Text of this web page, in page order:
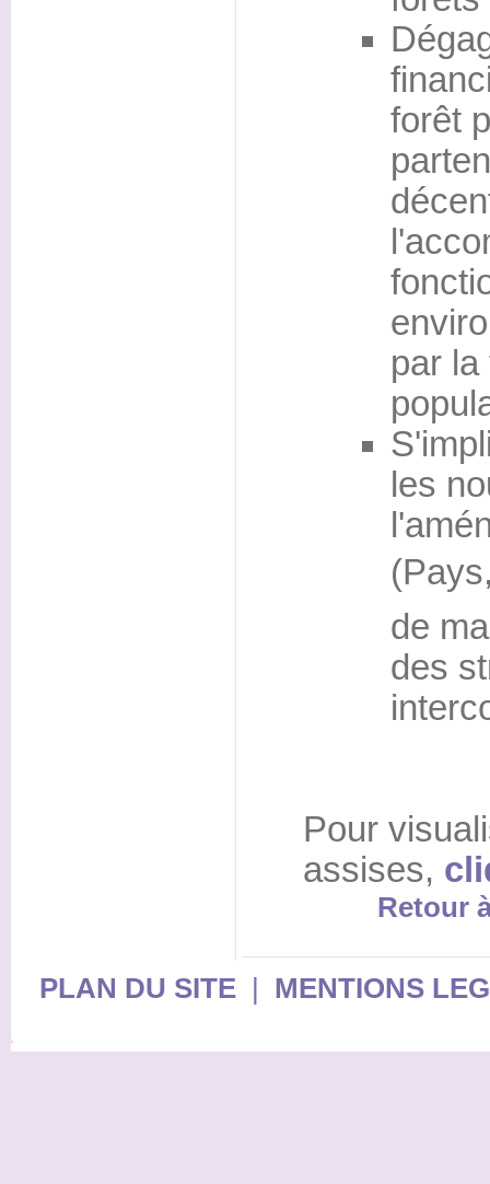
forêt
par
les
de
des
Pour
assises,
Retour
PLAN DU SITE| MENTIONS